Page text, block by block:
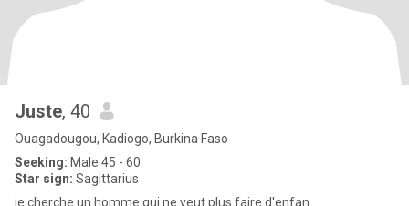
Juste, 40
Ouagadougou, Kadiogo, Burkina Faso
Seeking: Male 45 - 60
Star sign: Sagittarius
je cherche un homme qui ne veut plus faire d'enfan